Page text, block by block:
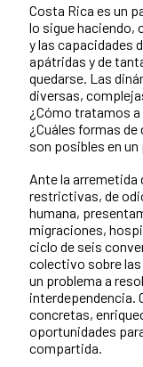
Costa Rica es un
lo sigue haciendo,
y las capacidades
apátridas y de
quedarse. Las
diversas,
¿Cómo tratamos a
¿Cuáles formas
son posibles en
Ante la
restrictivas, de
humana,
migraciones,
ciclo de seis
colectivo sobre
un problema a
interdependencia.
concretas,
oportunidades
compartida.